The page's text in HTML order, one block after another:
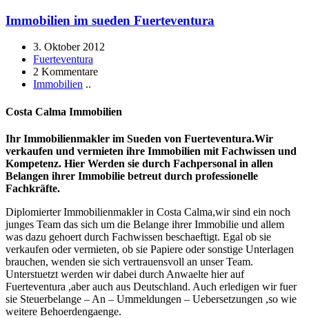
Immobilien im sueden Fuerteventura
3. Oktober 2012
Fuerteventura
2 Kommentare
Immobilien ..
Costa Calma Immobilien
Ihr Immobilienmakler im Sueden von Fuerteventura.Wir
verkaufen und vermieten ihre Immobilien mit Fachwissen und
Kompetenz. Hier Werden sie durch Fachpersonal in allen
Belangen ihrer Immobilie betreut durch professionelle
Fachkräfte.
Diplomierter Immobilienmakler in Costa Calma,wir sind ein noch
junges Team das sich um die Belange ihrer Immobilie und allem
was dazu gehoert durch Fachwissen beschaeftigt. Egal ob sie
verkaufen oder vermieten, ob sie Papiere oder sonstige Unterlagen
brauchen, wenden sie sich vertrauensvoll an unser Team.
Unterstuetzt werden wir dabei durch Anwaelte hier auf
Fuerteventura ,aber auch aus Deutschland. Auch erledigen wir fuer
sie Steuerbelange – An – Ummeldungen – Uebersetzungen ,so wie
weitere Behoerdengaenge.